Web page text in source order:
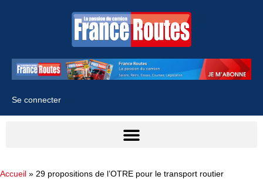
Se connecter
Accueil » 29 propositions de l’OTRE pour le transport routier